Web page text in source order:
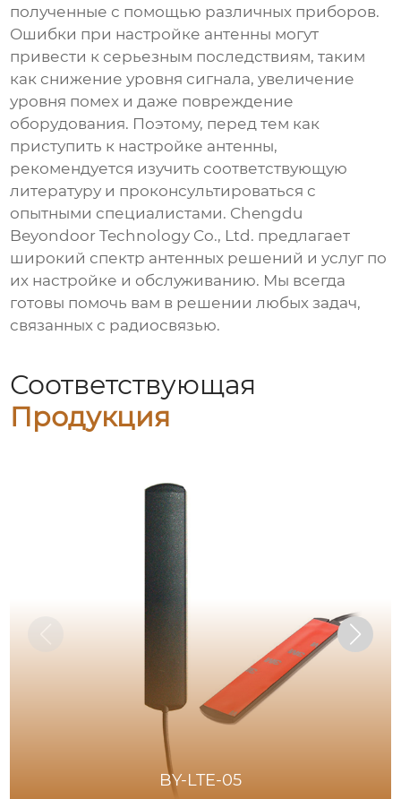
полученные с помощью различных приборов.
Ошибки при настройке антенны могут
привести к серьезным последствиям, таким
как снижение уровня сигнала, увеличение
уровня помех и даже повреждение
оборудования. Поэтому, перед тем как
приступить к настройке антенны,
рекомендуется изучить соответствующую
литературу и проконсультироваться с
опытными специалистами. Chengdu
Beyondoor Technology Co., Ltd. предлагает
широкий спектр антенных решений и услуг по
их настройке и обслуживанию. Мы всегда
готовы помочь вам в решении любых задач,
связанных с радиосвязью.
Соответствующая
Продукция
BY-LTE-05